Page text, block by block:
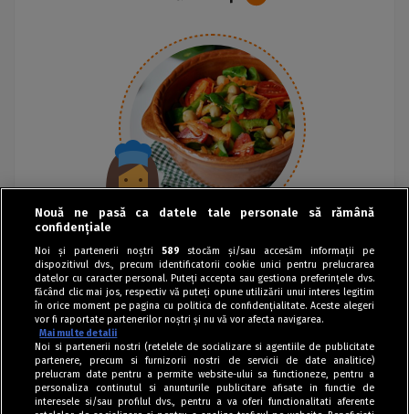
Nouă ne pasă ca datele tale personale să rămână
confidențiale
Noi și partenerii noștri 589 stocăm și/sau accesăm informații pe
dispozitivul dvs., precum identificatorii cookie unici pentru prelucrarea
datelor cu caracter personal. Puteți accepta sau gestiona preferințele dvs.
făcând clic mai jos, respectiv vă puteți opune utilizării unui interes legitim
în orice moment pe pagina cu politica de confidențialitate. Aceste alegeri
vor fi raportate partenerilor noștri și nu vă vor afecta navigarea.
Mai multe detalii
Noi si partenerii nostri (retelele de socializare si agentiile de publicitate
partenere, precum si furnizorii nostri de servicii de date analitice)
prelucram date pentru a permite website-ului sa functioneze, pentru a
personaliza continutul si anunturile publicitare afisate in functie de
interesele si/sau profilul dvs., pentru a va oferi functionalitati aferente